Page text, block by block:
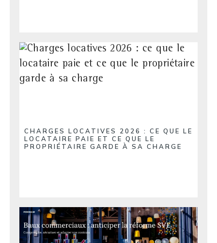
CHARGES LOCATIVES 2026 : CE QUE LE
LOCATAIRE PAIE ET CE QUE LE
PROPRIÉTAIRE GARDE À SA CHARGE